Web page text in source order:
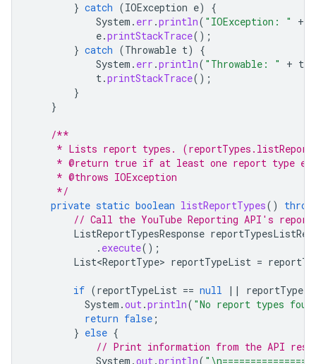
} catch (IOException e)
{
System . err .println( "IOException: " +
e.printStackTrace();
} catch (Throwable t)
{
System . err .println( "Throwable: " + t
t.printStackTrace();
}
}
/**
* Lists report types.
* @return true if at least one report type
     * @throws IOException
     */
private static boolean listReportTypes()
// Call the YouTube Reporting API's
ListReportTypesResponse
. execute();
List<ReportType> reportTypeList =
if (reportTypeList == null ||
System .out.println( "No report types
return false ;
} else {
// Print information from the API
System .out .println(